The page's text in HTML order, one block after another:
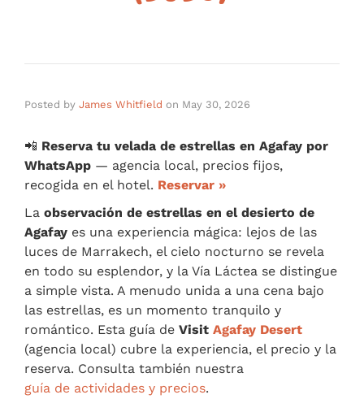
Posted by James Whitfield on May 30, 2026
📲 Reserva tu velada de estrellas en Agafay por
WhatsApp — agencia local, precios fijos,
recogida en el hotel. Reservar »
La observación de estrellas en el desierto de
Agafay es una experiencia mágica: lejos de las
luces de Marrakech, el cielo nocturno se revela
en todo su esplendor, y la Vía Láctea se distingue
a simple vista. A menudo unida a una cena bajo
las estrellas, es un momento tranquilo y
romántico. Esta guía de Visit Agafay Desert
(agencia local) cubre la experiencia, el precio y la
reserva. Consulta también nuestra
guía de actividades y precios.